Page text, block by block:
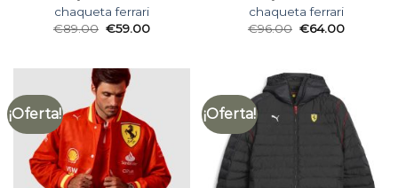
chaqueta ferrari
€89.00 €59.00
chaqueta ferrari
€96.00 €64.00
¡Oferta! ¡Oferta!